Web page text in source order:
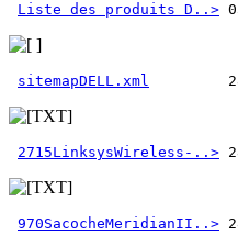
Liste des produits D..>
sitemapDELL.xml
2715LinksysWireless-..>
970SacocheMeridianII..>